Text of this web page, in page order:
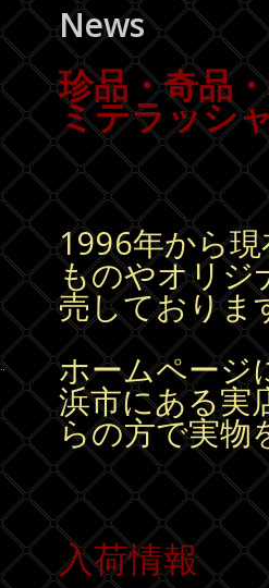
News
珍品・奇品
ミテラッシ
1996年から
ものやオリジ
売しておりま
ホームページ
浜市にある実
らの方で実物
入荷情報